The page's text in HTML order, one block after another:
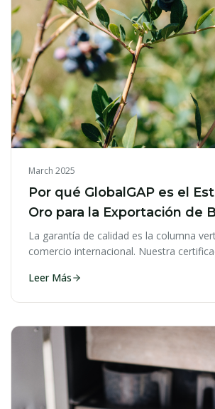
March 2025
Por qué GlobalGAP es el
Oro para la Exportación de
La garantía de calidad es la columna
comercio internacional. Nuestra
Leer Más